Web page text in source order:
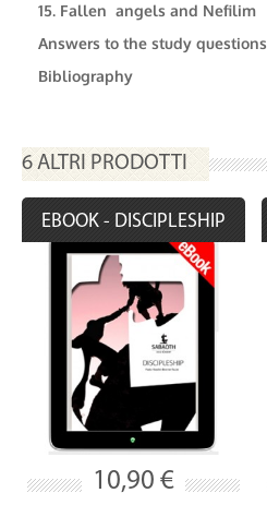
15. Fallen angels and Nefilim
Answers to the study questions
Bibliography
6 ALTRI PRODOTTI
EBOOK - DISCIPLESHIP
10,90 €